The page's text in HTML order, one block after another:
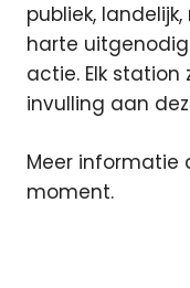
publiek,
harte
actie. Elk station
invulling aan
Meer informatie
moment.